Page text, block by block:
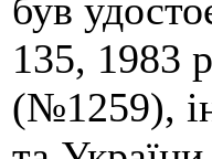
був
135, 1983
(№1259),